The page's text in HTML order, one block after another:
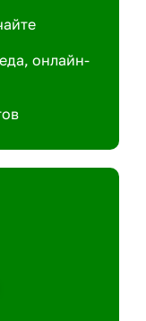
онлайн-